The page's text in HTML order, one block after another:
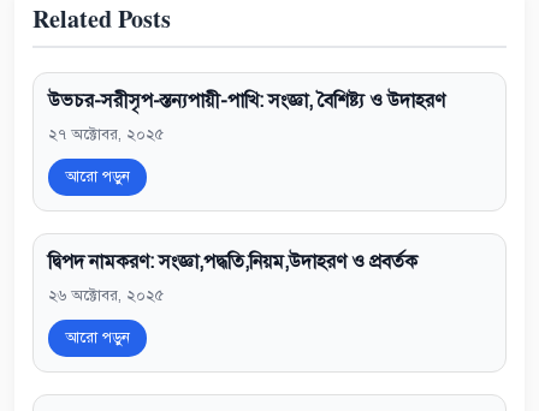
Related Posts
উভচর-সরীসৃপ-স্তন্যপায়ী-পাখি: সংজ্ঞা, বৈশিষ্ট্য ও উদাহরণ
২৭ অক্টোবর, ২০২৫
আরো পড়ুন
দ্বিপদ নামকরণ: সংজ্ঞা,পদ্ধতি,নিয়ম,উদাহরণ ও প্রবর্তক
২৬ অক্টোবর, ২০২৫
আরো পড়ুন